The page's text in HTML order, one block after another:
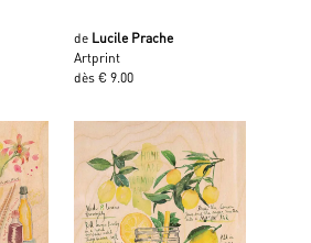
de Lucile Prache
Artprint
dès € 9.00